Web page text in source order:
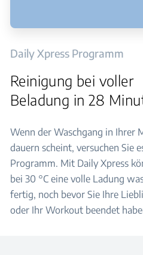
Daily Xpress Programm
Reinigung bei voller
Beladung in 28
Wenn der Waschgang in Ihrer
dauern scheint, versuchen Sie
Programm. Mit Daily Xpress
bei 30 °C eine volle Ladung
fertig, noch bevor Sie Ihre
oder Ihr Workout beendet